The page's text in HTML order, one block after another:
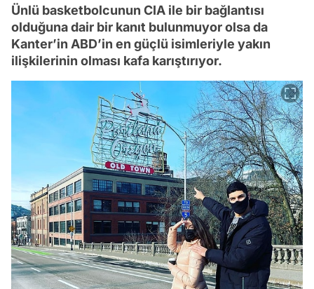
Ünlü basketbolcunun CIA ile bir bağlantısı
olduğuna dair bir kanıt bulunmuyor olsa da
Kanter’in ABD’in en güçlü isimleriyle yakın
ilişkilerinin olması kafa karıştırıyor.